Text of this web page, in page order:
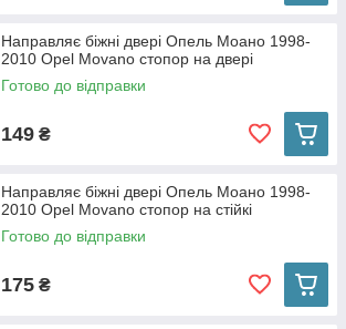
Направляє біжні двері Опель Моано 1998-
2010 Opel Movano стопор на двері
Готово до відправки
149 ₴
Направляє біжні двері Опель Моано 1998-
2010 Opel Movano стопор на стійкі
Готово до відправки
175 ₴